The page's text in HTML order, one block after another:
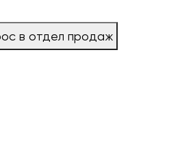
в отдел продаж